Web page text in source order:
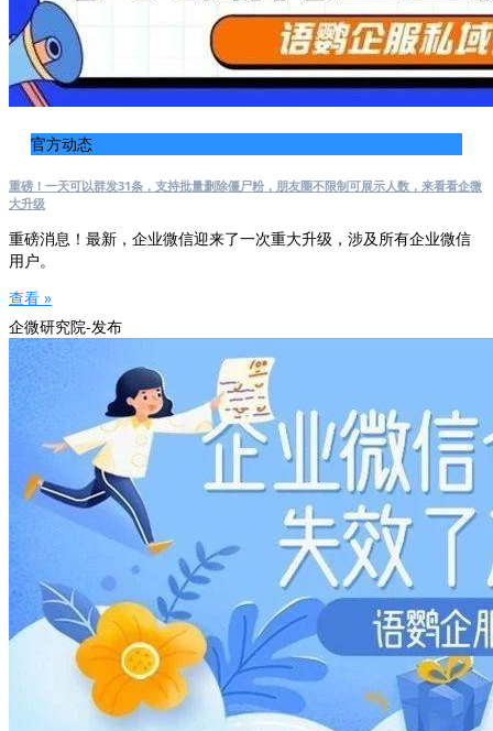
官方动态
重磅！一天可以群发31条，支持批量删除僵尸粉，朋友圈不限制可展示人数，来看看企微
大升级
重磅消息！最新，企业微信迎来了一次重大升级，涉及所有企业微信
用户。
查看 »
企微研究院-发布